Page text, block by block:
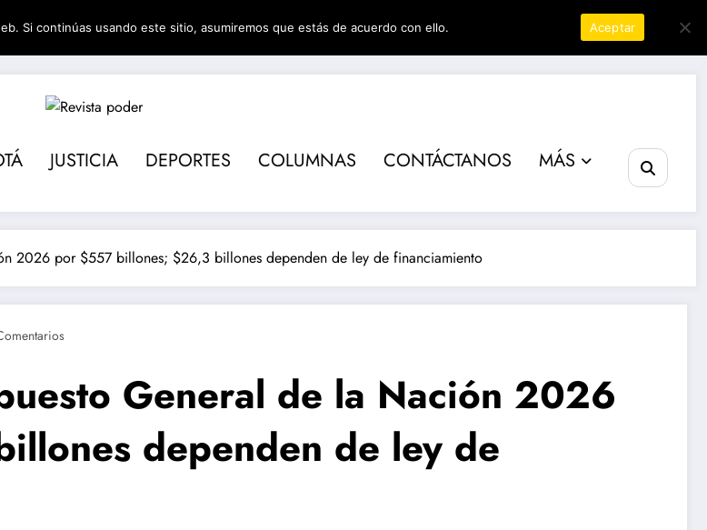
JUSTICIA DEPORTES COLUMNAS CONTÁCTANOS MÁS
2026 por $557 billones; $26,3 billones dependen de ley de financiamiento
General de la Nación 2026
dependen de ley de
Si continúas usando este sitio, asumiremos que estás de acuerdo con ello. Aceptar